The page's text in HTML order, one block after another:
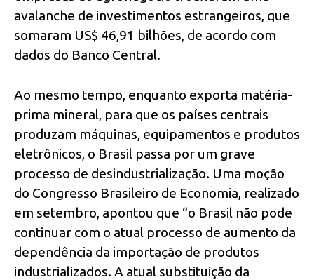
avalanche de investimentos estrangeiros, que
somaram US$ 46,91 bilhões, de acordo com
dados do Banco Central.
Ao mesmo tempo, enquanto exporta matéria-
prima mineral, para que os países centrais
produzam máquinas, equipamentos e produtos
eletrônicos, o Brasil passa por um grave
processo de desindustrialização. Uma moção
do Congresso Brasileiro de Economia, realizado
em setembro, apontou que “o Brasil não pode
continuar com o atual processo de aumento da
dependência da importação de produtos
industrializados. A atual substituição da